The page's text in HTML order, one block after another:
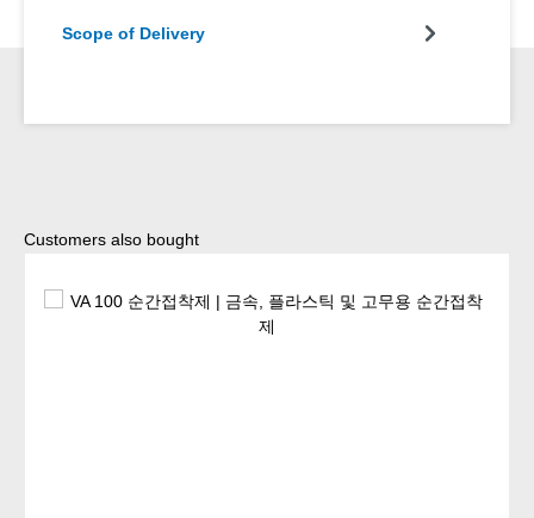
Scope of Delivery
Skip product gallery
Customers also bought